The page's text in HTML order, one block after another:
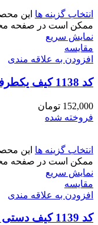
انتخاب گزینه ها این
ممکن است در صفحه
نمایش سریع
مقايسه
افزودن به علاقه مندی
کد 1138 کیف یکطرفه زنانه رسمی
152,000 تومان
فروخته شده
انتخاب گزینه ها این
ممکن است در صفحه
نمایش سریع
مقايسه
افزودن به علاقه مندی
کد 1139 کیف دستی دوشی زنانه جلو دوخت